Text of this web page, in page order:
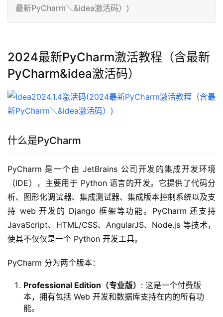
最新PyCharm＼&idea激活码）)
2024最新PyCharm激活教程（含最新
PyCharm&idea激活码）
什么是PyCharm
PyCharm 是一个由 JetBrains 公司开发的集成开发环境
（IDE），主要用于 Python 语言的开发。它提供了代码分
析、图形化调试器、集成测试器、集成版本控制系统以及支
持 web 开发的 Django 框架等功能。PyCharm 还支持
JavaScript、HTML/CSS、AngularJS、Node.js 等技术，
使其不仅仅是一个 Python 开发工具。
PyCharm 分为两个版本：
Professional Edition（专业版） : 这是一个付费版
本，拥有包括 Web 开发和数据库支持在内的所有功
能。